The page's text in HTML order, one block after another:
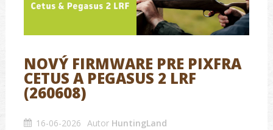
NOVÝ FIRMWARE PRE PIXFRA
CETUS A PEGASUS 2 LRF
(260608)
16-06-2026 Autor HuntingLand